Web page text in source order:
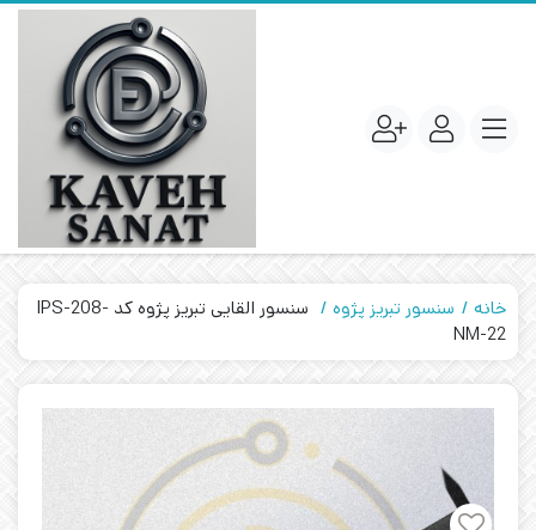
خانه سنسور تبریز پژوه
سنسور القایی تبریز پژوه کد IPS-208-
NM-22